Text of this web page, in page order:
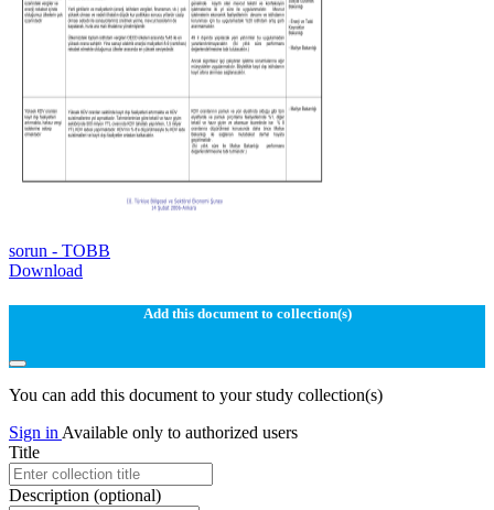
sorun - TOBB
Download
Add this document to collection(s)
You can add this document to your study collection(s)
Sign in Available only to authorized users
Title
Description (optional)